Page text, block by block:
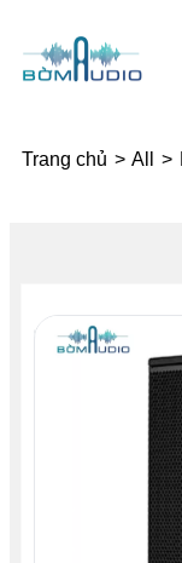
Trang chủ > All >